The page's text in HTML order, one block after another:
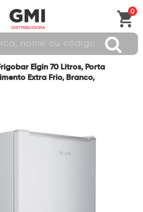
0
Elgin 70 Litros, Porta
Extra Frio, Branco,